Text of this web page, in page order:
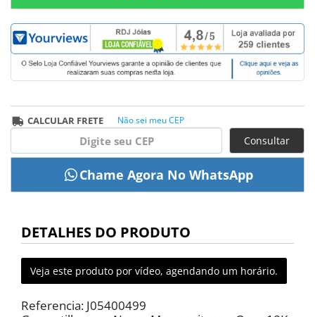
CALCULAR FRETE Não sei meu CEP
Consultar
DETALHES DO PRODUTO
Veja este produto por vídeo, agendando um horário.
Referencia: J05400499